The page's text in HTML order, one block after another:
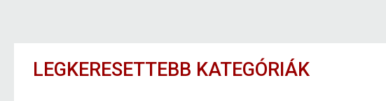
LEGKERESETTEBB KATEGÓRIÁK